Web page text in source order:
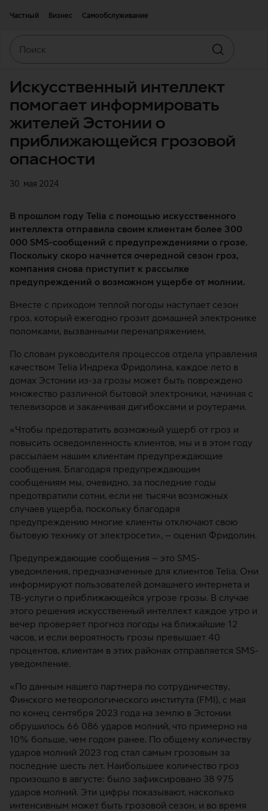
Частный
Бизнес Самообслуживание
Искать
Искусственный интеллект
помогает информировать
жителей Эстонии о
приближающейся грозовой
опасности
30. мая 2024
В прошлом году Telia с помощью искусственного
интеллекта отправила своим клиентам более 300
000 SMS-сообщений с предупреждениями о грозе.
Поскольку скоро начнется очередной сезон гроз,
компания снова приступит к рассылке
предупреждений о возможном ущербе от молнии.
Вместе с приходом теплой погоды наступает сезон
гроз, который ежегодно грозит домашней электронике
поломками, вызванными перенапряжением.
По словам руководителя процессов отдела управления
качеством Telia Индрека Фридолина, каждое лето в
домах Эстонии из-за грозы может быть повреждено
множество различной бытовой электроники, начиная с
телевизоров и заканчивая дигибоксами и роутерами.
«Чтобы предотвратить возможный ущерб от гроз и
повысить осведомленность клиентов, мы и в этом году
рассылаем нашим клиентам предупреждающие
сообщения. Благодаря предупреждающим
сообщениям мы, очевидно, за последние годы
предотвратили сотни, если не тысячи возможных
случаев ущерба, поскольку благодаря
предупреждению многие клиенты отключают свою
бытовую технику от электросети», – оценил Фридолин.
Предупреждающие сообщения – это SMS-
уведомления, предназначенные для клиентов Telia. Они
информируют пользователей домашнего интернета и
ТВ-услуги о приближающейся угрозе грозы. В случае
этого решения искусственный интеллект каждое утро и
вечер проверяет прогноз погоды на ближайшие 12
часов, и если вероятность грозы превышает 40
процентов, клиентам в этих районах отправляется SMS-
уведомление.
«По данным нашего партнера по сотрудничеству,
Финского метеорологического института (FMI), с мая
по конец сентября 2023 года на землю в Эстонии
обрушилось 66 086 ударов молний, что примерно на
10% больше, чем годом ранее. По общему количеству
ударов молний 2023 год стал самым грозовым за
последние шесть лет. Наибольшее количество гроз
произошло в августе: было зафиксировано 38 975
ударов молний. Эти цифры показывают, насколько
интенсивным может быть грозовой сезон, и во время